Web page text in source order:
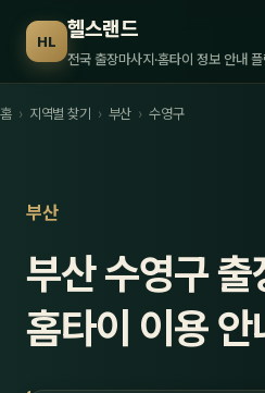
HL 헬스랜드
전국 출장마사지·홈타이 정보 안내
홈 › 지역별 찾기 › 부산 › 수영구
부산
부산 수영구 출
홈타이 이용 안